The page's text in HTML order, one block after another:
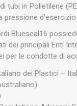
tubi in Polietilene
pressione
Blueseal16
dei principali Enti
per le condotte di
dei Plastici –